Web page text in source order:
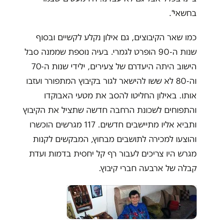
בחשאי".
כמו שאר הקיבוצים, גם אילון נקלע לקשיים ובסוף
שנות ה-90 הופרט לגמרי. בעיה נוספת שממנה סבל
הישוב היתה היעדרם של צעירים, ילידי שנות ה-70
וה-80 לא ששו להישאר לגור בקיבוץ המתפורר ועזבו
אותו. באילון החליטו להסב את מטעי האבוקדו
והתפוחים לשכונת הרחבה חדשה שתציל את הקיבוץ
ותביא אליו מתיישבים חדשים. 117 מגרשים הוכשרו
והוצעו למכירה לתושבים מבחוץ, המבקשים לקנות
מגרש היו צריכים לעבור רף קל יחסית בדמות ועדת
קבלה של ארבעה חברי קיבוץ.